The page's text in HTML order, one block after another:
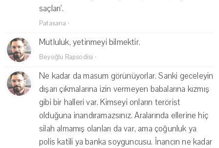
saçları'.
Patasana ·
Mutluluk, yetinmeyi bilmektir.
Beyoğlu Rapsodisi ·
Ne kadar da masum görünüyorlar. Sanki geceleyin
dışarı çıkmalarına izin vermeyen babalarına kızmış
gibi bir halleri var. Kimseyi onların terörist
olduğuna inandıramazsınız. Aralarında ellerine hiç
silah almamış olanları da var, ama çoğunluk ya
polis katili ya banka soyguncusu. İnancın ne kadar